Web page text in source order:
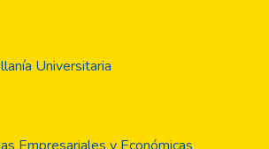
Universitaria